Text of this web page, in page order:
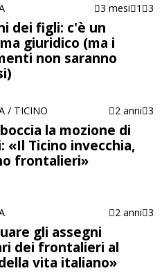
3 mesi 1 3
dei figli: c'è un
giuridico (ma i
non saranno
/ TICINO 2 anni 3
la mozione di
«Il Ticino invecchia,
frontalieri»
2 anni 3
gli assegni
dei frontalieri al
vita italiano»